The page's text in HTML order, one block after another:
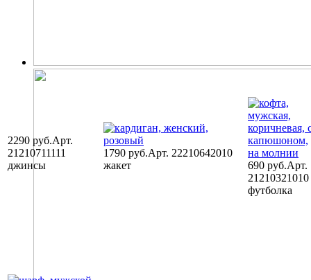
2290 руб.Арт.
21210711111
джинсы
1790 руб.Арт. 22210642010
жакет
690 руб.Арт.
21210321010
футболка